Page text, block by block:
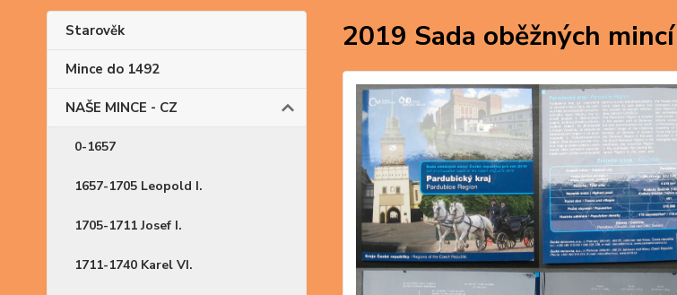
Starověk
Mince do 1492
NAŠE MINCE - CZ
0-1657
1657-1705 Leopold I.
1705-1711 Josef I.
1711-1740 Karel VI.
2019 Sada oběžných